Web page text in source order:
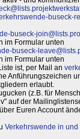
buseck-
buseck-
im Formular unten
buseck-
im Formular unten
ist, per Mail an
Anführungszeichen
erlaubt.
(z.B. für
auf der
Euren Account
Verkehrswende in und